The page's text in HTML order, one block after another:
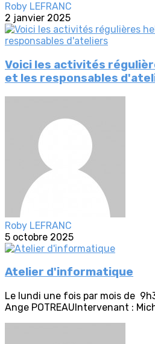
Roby LEFRANC
2 janvier 2025
Voici les activités
et les responsables
Roby LEFRANC
5 octobre 2025
Atelier d'informatique
Le lundi une fois par mois de
Ange POTREAUIntervenant :